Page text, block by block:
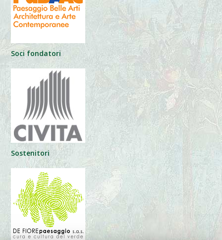
Soci fondatori
Sostenitori